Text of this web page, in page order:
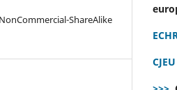
ShareAlike
CJEU